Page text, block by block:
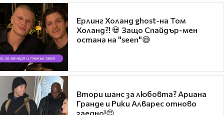
Ерлинг Холанд ghost-на Том
Холанд?! 💀 Защо Спайдър-мен
остана на "seen"😅
Втори шанс за любовта? Ариана
Гранде и Рики Алварес отново
заедно!😍